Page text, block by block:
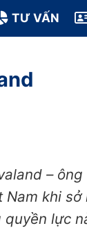
TƯ VẤN
– ông
khi sở
lực